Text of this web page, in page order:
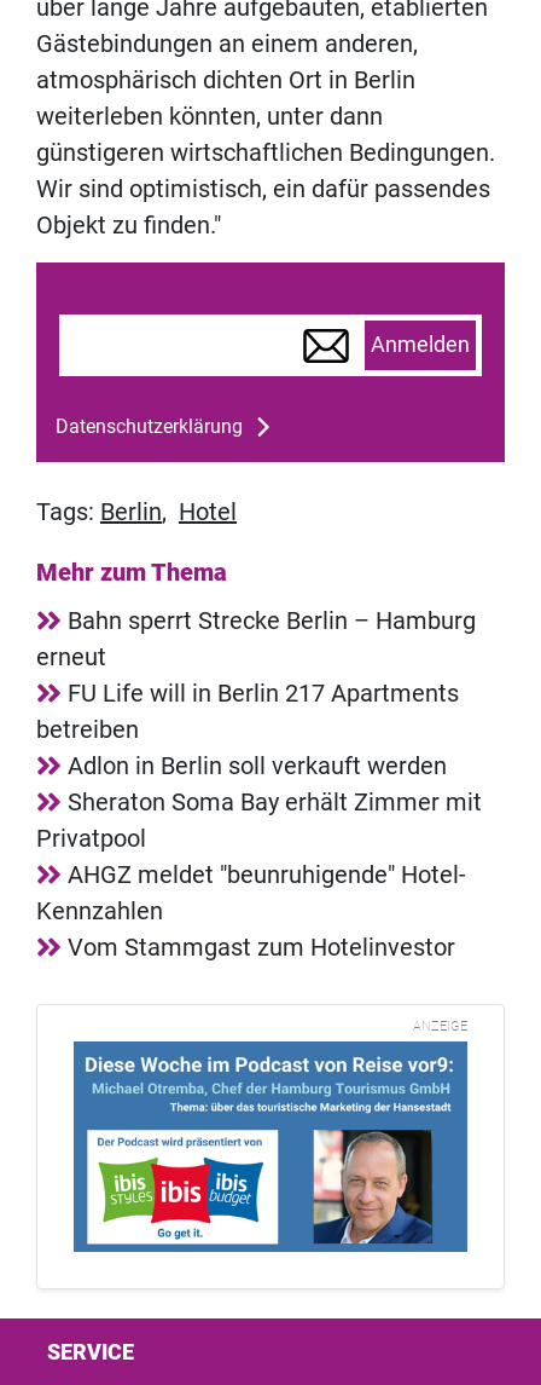
über lange Jahre aufgebauten, etablierten
Gästebindungen an einem anderen,
atmosphärisch dichten Ort in Berlin
weiterleben könnten, unter dann
günstigeren wirtschaftlichen Bedingungen.
Wir sind optimistisch, ein dafür passendes
Objekt zu finden."
Anmelden
Datenschutzerklärung
Tags: Berlin, Hotel
Mehr zum Thema
Bahn sperrt Strecke Berlin – Hamburg
erneut
FU Life will in Berlin 217 Apartments
betreiben
Adlon in Berlin soll verkauft werden
Sheraton Soma Bay erhält Zimmer mit
Privatpool
AHGZ meldet "beunruhigende" Hotel-
Kennzahlen
Vom Stammgast zum Hotelinvestor
ANZEIGE
SERVICE